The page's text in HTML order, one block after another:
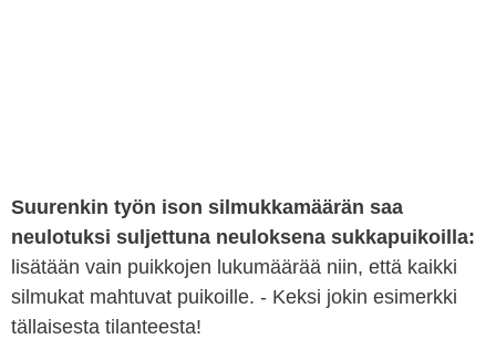
Suurenkin työn ison silmukkamäärän saa
neulotuksi suljettuna neuloksena sukkapuikoilla:
lisätään vain puikkojen lukumäärää niin, että kaikki
silmukat mahtuvat puikoille. - Keksi jokin esimerkki
tällaisesta tilanteesta!